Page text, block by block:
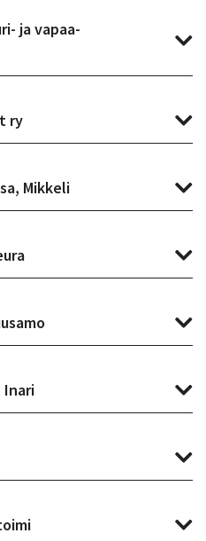
ja vapaa-
ry
Mikkeli
Inari